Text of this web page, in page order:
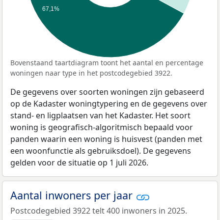
67,1%
Bovenstaand taartdiagram toont het aantal en percentage
woningen naar type in het postcodegebied 3922.
De gegevens over soorten woningen zijn gebaseerd
op de Kadaster woningtypering en de gegevens over
stand- en ligplaatsen van het Kadaster. Het soort
woning is geografisch-algoritmisch bepaald voor
panden waarin een woning is huisvest (panden met
een woonfunctie als gebruiksdoel). De gegevens
gelden voor de situatie op 1 juli 2026.
Aantal inwoners per jaar
Postcodegebied 3922 telt 400 inwoners in 2025.